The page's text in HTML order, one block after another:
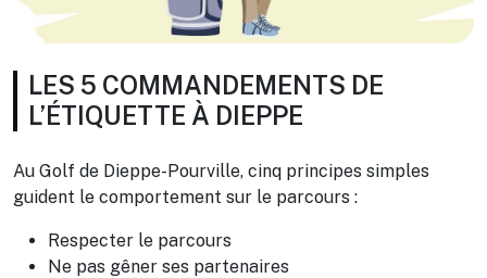
LES 5 COMMANDEMENTS DE
L’ÉTIQUETTE À DIEPPE
Au Golf de Dieppe-Pourville, cinq principes simples
guident le comportement sur le parcours :
Respecter le parcours
Ne pas gêner ses partenaires